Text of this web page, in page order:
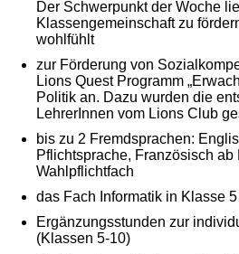
Der Schwerpunkt der Woche
Klassengemeinschaft zu
wohlfühlt
zur Förderung von
Lions Quest Programm
Politik an. Dazu wurden die
LehrerInnen vom Lions Club
bis zu 2 Fremdsprachen:
Pflichtsprache, Französisch ab
Wahlpflichtfach
das Fach Informatik in Klasse
Ergänzungsstunden zur
(Klassen 5-10)